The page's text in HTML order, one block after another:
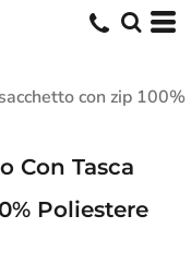
con zip 100%
Con Tasca
Poliestere